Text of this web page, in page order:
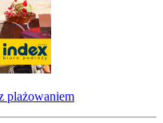
plażowaniem